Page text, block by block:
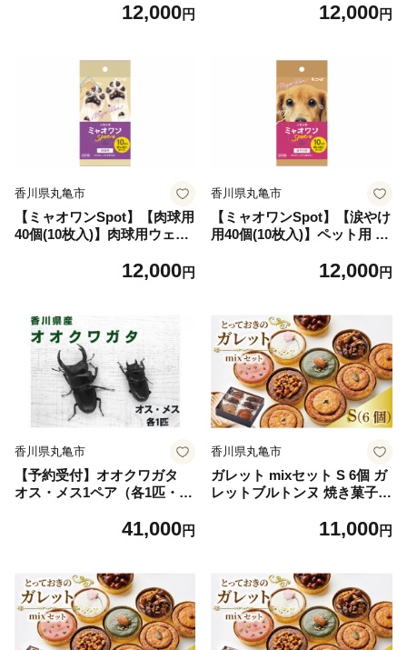
ッシュ ミャオワンSpot 小型
きシート 口腔ケア 口腔ケア
シート 日用品 消耗品 生活用
12,000円
ト用 ウェットティッシュ ミ
12,000円
香川県丸亀市
【ミャオワンSpot】【肉球用
40個(10枚入)】肉球用ウェッ
ア用品 ペット用 ウェットテ
猫 日用品 消耗品 生活用品 香
12,000円
香川県丸亀市
【ミャオワンSpot】【涙やけ
用40個(10枚入)】ペット用 涙
0個 ミャオワンSpot 小型犬用
日用品 消耗品 生活用品 お手
入れ ケア用品 ケア 香川
12,000円
香川県丸亀市
【予約受付】オオクワガタ
オス・メス1ペア（各1匹・香
取り 体験 夏休み 自由研究 子
41,000円
香川県丸亀市
ガレット mixセット S 6個 ガ
レットブルトンヌ 焼き菓子
ツ 詰め合わせ おやつ デザー
ピスタチオ バニラ ナッツ プ
レゼント ギフト 離島配送不
可 il Ponte 香川県 丸亀市
11,000円